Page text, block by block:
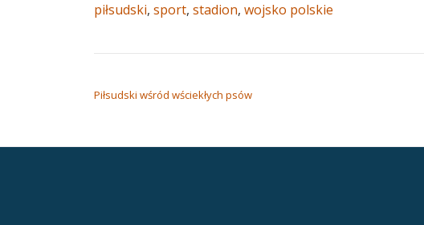
piłsudski, sport, stadion, wojsko polskie
Piłsudski wśród wściekłych psów